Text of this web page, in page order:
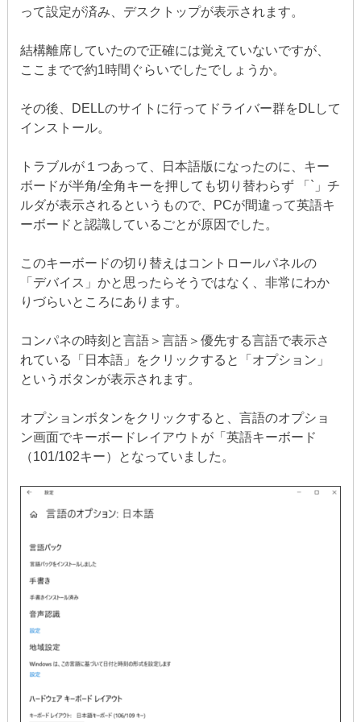
って設定が済み、デスクトップが表示されます。
結構離席していたので正確には覚えていないですが、
ここまでで約1時間ぐらいでしたでしょうか。
その後、DELLのサイトに行ってドライバー群をDLして
インストール。
トラブルが１つあって、日本語版になったのに、キー
ボードが半角/全角キーを押しても切り替わらず 「`」チ
ルダが表示されるというもので、PCが間違って英語キ
ーボードと認識しているごとが原因でした。
このキーボードの切り替えはコントロールパネルの
「デバイス」かと思ったらそうではなく、非常にわか
りづらいところにあります。
コンパネの時刻と言語＞言語＞優先する言語で表示さ
れている「日本語」をクリックすると「オプション」
というボタンが表示されます。
オプションボタンをクリックすると、言語のオプショ
ン画面でキーボードレイアウトが「英語キーボード
（101/102キー）となっていました。